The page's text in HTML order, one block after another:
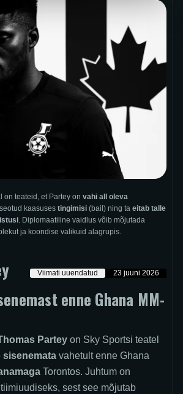
on teateid, et Partey on vahi all oleva
seotud kaasuses tingimisi (bail) ning ta eitab talle
. Diplomaatiline vaidlus võib mõjutada
ja koondise valikuid alagrupis.
Viimati uuendatud 23 juuni 2026
enne Ghana MM-
Partey on Sky Sportsi teatel
sisenemata vahetult enne Ghana
Torontos. Juhtum on
sest see mõjutab